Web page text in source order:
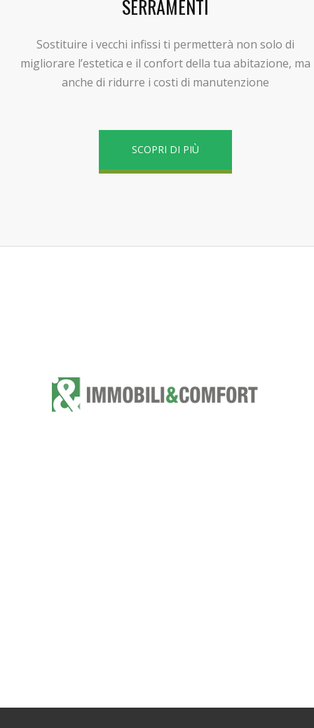
SERRAMENTI
Sostituire i vecchi infissi ti permetterà non solo di
migliorare l’estetica e il confort della tua abitazione, ma
anche di ridurre i costi di manutenzione
SCOPRI DI PIÙ